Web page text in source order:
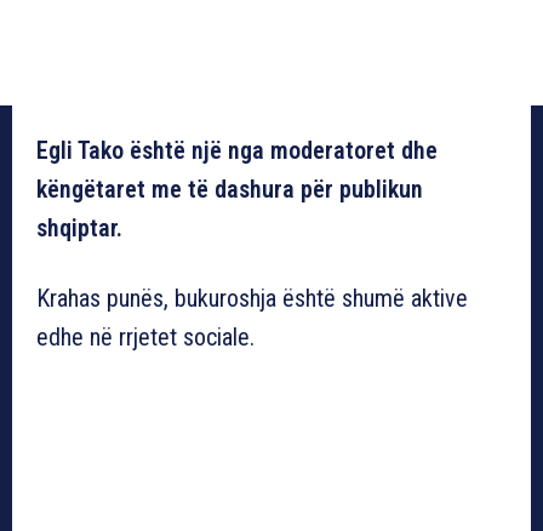
Egli Tako është një nga moderatoret dhe
këngëtaret me të dashura për publikun
shqiptar.
Krahas punës, bukuroshja është shumë aktive
edhe në rrjetet sociale.